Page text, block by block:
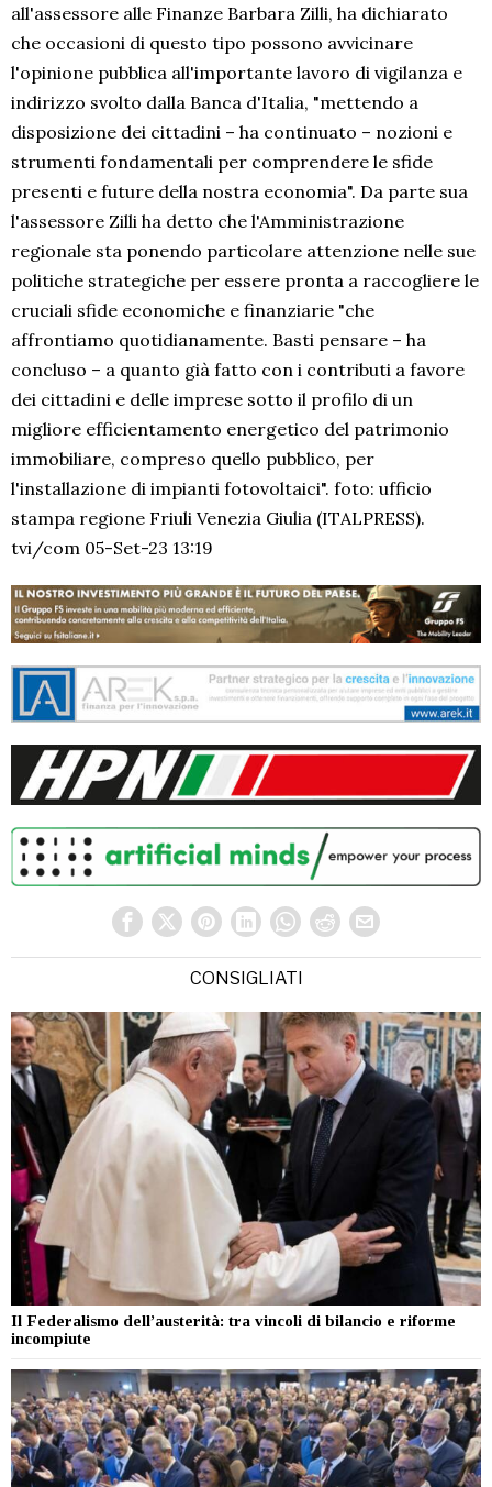
all'assessore alle Finanze Barbara Zilli, ha dichiarato
che occasioni di questo tipo possono avvicinare
l'opinione pubblica all'importante lavoro di vigilanza e
indirizzo svolto dalla Banca d'Italia, "mettendo a
disposizione dei cittadini – ha continuato – nozioni e
strumenti fondamentali per comprendere le sfide
presenti e future della nostra economia". Da parte sua
l'assessore Zilli ha detto che l'Amministrazione
regionale sta ponendo particolare attenzione nelle sue
politiche strategiche per essere pronta a raccogliere le
cruciali sfide economiche e finanziarie "che
affrontiamo quotidianamente. Basti pensare – ha
concluso – a quanto già fatto con i contributi a favore
dei cittadini e delle imprese sotto il profilo di un
migliore efficientamento energetico del patrimonio
immobiliare, compreso quello pubblico, per
l'installazione di impianti fotovoltaici". foto: ufficio
stampa regione Friuli Venezia Giulia (ITALPRESS).
tvi/com 05-Set-23 13:19
CONSIGLIATI
Il Federalismo dell’austerità: tra vincoli di bilancio e riforme
incompiute